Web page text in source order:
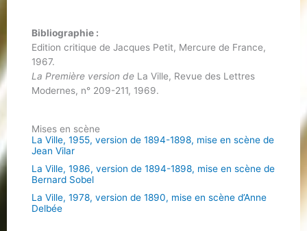
Bibliographie :
Edition critique de Jacques Petit, Mercure de France,
1967.
La Première version de La Ville, Revue des Lettres
Modernes, n° 209-211, 1969.
Mises en scène
La Ville, 1955, version de 1894-1898, mise en scène de
Jean Vilar
La Ville, 1986, version de 1894-1898, mise en scène de
Bernard Sobel
La Ville, 1978, version de 1890, mise en scène d’Anne
Delbée